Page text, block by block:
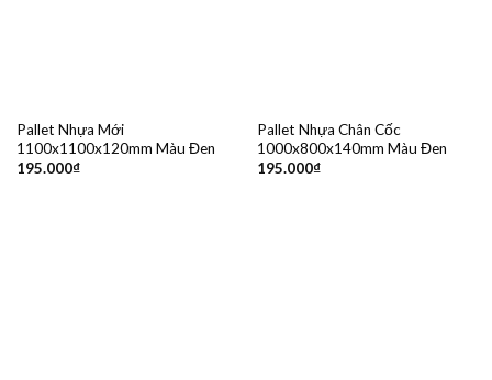
Pallet Nhựa Mới
1100x1100x120mm Màu Đen
195.000₫
Pallet Nhựa Chân Cốc
1000x800x140mm Màu Đen
195.000₫